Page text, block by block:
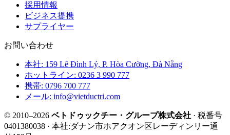
採用情報
ビジネス提携
サプライヤー
お問い合わせ
本社: 159 Lê Đình Lý, P. Hòa Cường, Đà Nẵng
ホットライン: 0236 3 990 777
携帯: 0796 700 777
メール: info@vietductri.com
© 2010–2026 ベトドゥックチー・グループ株式会社 · 税番号
0401380038 · 本社:ダナン市ホアクオン区レーディンリー通